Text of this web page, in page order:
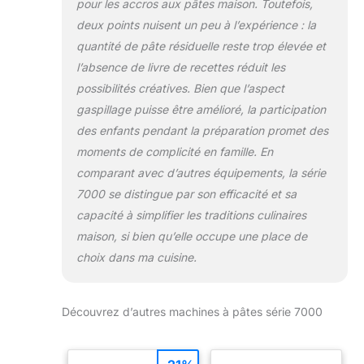
pour les accros aux pâtes maison. Toutefois,
deux points nuisent un peu à l’expérience : la
quantité de pâte résiduelle reste trop élevée et
l’absence de livre de recettes réduit les
possibilités créatives. Bien que l’aspect
gaspillage puisse être amélioré, la participation
des enfants pendant la préparation promet des
moments de complicité en famille. En
comparant avec d’autres équipements, la série
7000 se distingue par son efficacité et sa
capacité à simplifier les traditions culinaires
maison, si bien qu’elle occupe une place de
choix dans ma cuisine.
Découvrez d’autres machines à pâtes série 7000